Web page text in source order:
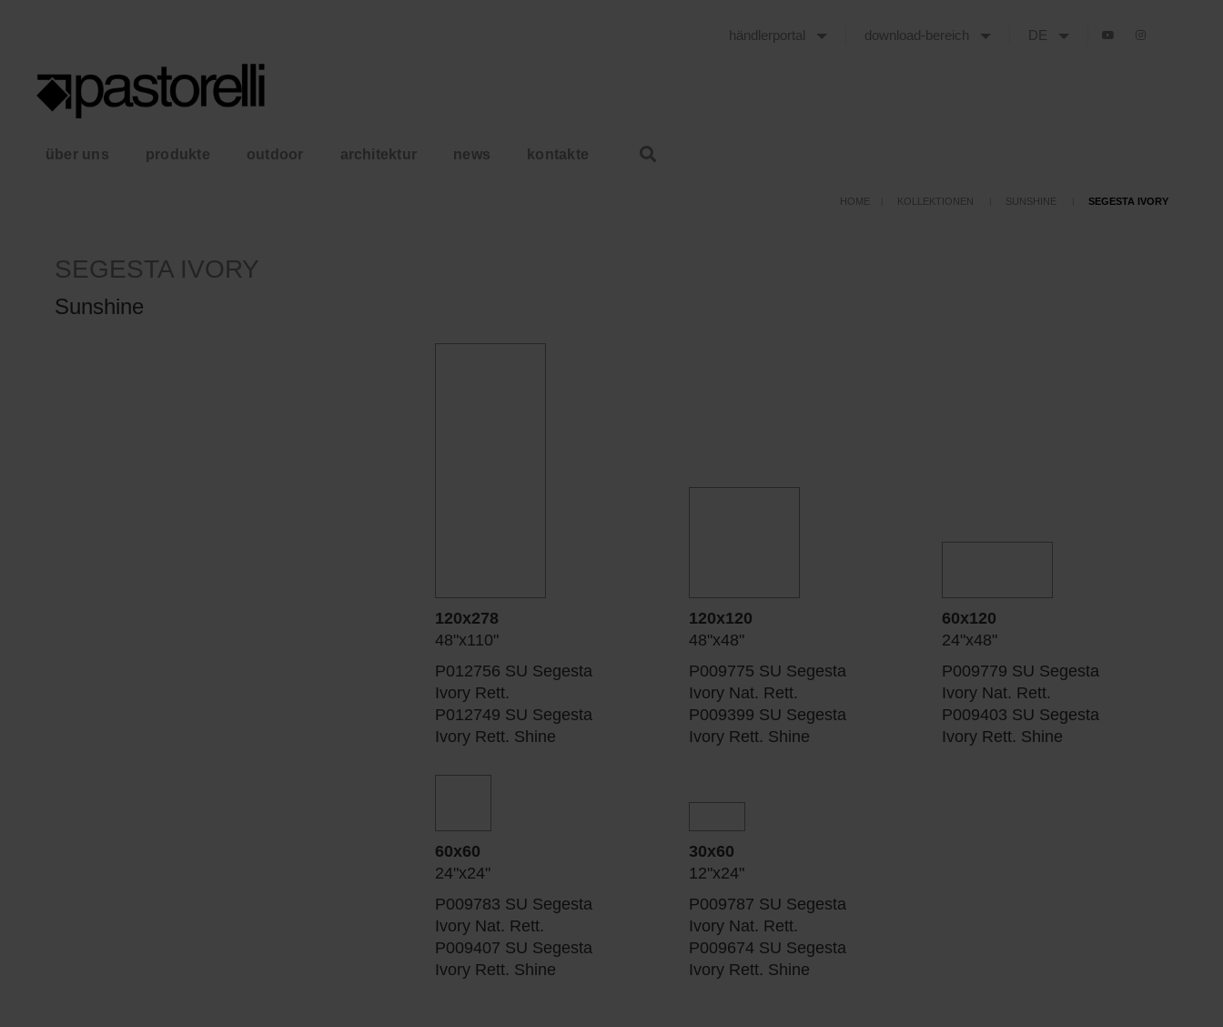
händlerportal download-bereich DE
über uns produkte outdoor architektur news kontakte
HOME KOLLEKTIONEN SUNSHINE SEGESTA IVORY
SEGESTA IVORY
Sunshine
120x278
48"x110"
P012756 SU Segesta
Ivory Rett.
P012749 SU Segesta
Ivory Rett. Shine
120x120
48"x48"
P009775 SU Segesta
Ivory Nat. Rett.
P009399 SU Segesta
Ivory Rett. Shine
60x120
24"x48"
P009779 SU Segesta
Ivory Nat. Rett.
P009403 SU Segesta
Ivory Rett. Shine
60x60
24"x24"
P009783 SU Segesta
Ivory Nat. Rett.
P009407 SU Segesta
Ivory Rett. Shine
30x60
12"x24"
P009787 SU Segesta
Ivory Nat. Rett.
P009674 SU Segesta
Ivory Rett. Shine